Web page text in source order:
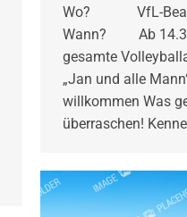
Wo? VfL-
Wann? Ab
gesamte
„Jan und alle
willkommen Was
überraschen!